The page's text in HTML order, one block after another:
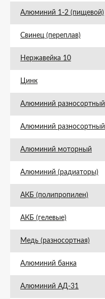
Алюминий 1-2 (пищевой)
Свинец (переплав)
Нержавейка 10
Цинк
Алюминий разносортный
Алюминий разносортный
Алюминий моторный
Алюминий (радиаторы)
АКБ (полипропилен)
АКБ (гелевые)
Медь (разносортная)
Алюминий банка
Алюминий АД-31